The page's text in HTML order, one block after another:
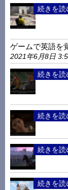
ゲームで英語を
2021年6月8日